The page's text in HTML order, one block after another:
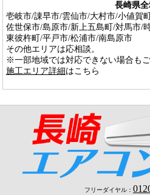
長崎県
壱岐市/諌早市/雲仙市/大村市/小値賀
佐世保市/島原市/新上五島町/対馬市/
東彼杵町/平戸市/松浦市/南島原市
その他エリアは応相談。
※一部地域では対応できない場合もご
施工エリア詳細 はこちら
フリーダイヤル：